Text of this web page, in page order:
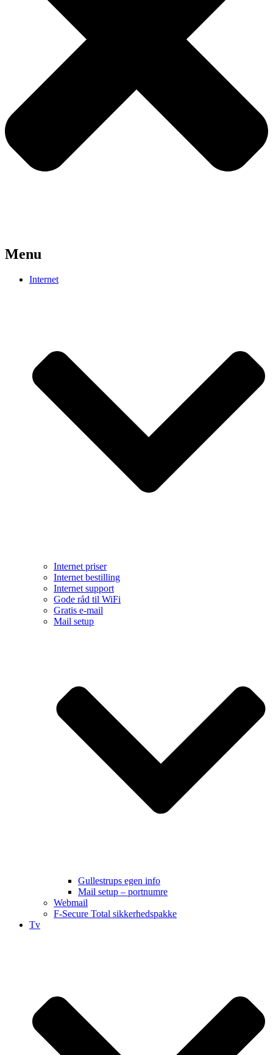
Menu
Internet
Internet priser
Internet bestilling
Internet support
Gode råd til WiFi
Gratis e-mail
Mail setup
Gullestrups egen info
Mail setup – portnumre
Webmail
F-Secure Total sikkerhedspakke
Tv